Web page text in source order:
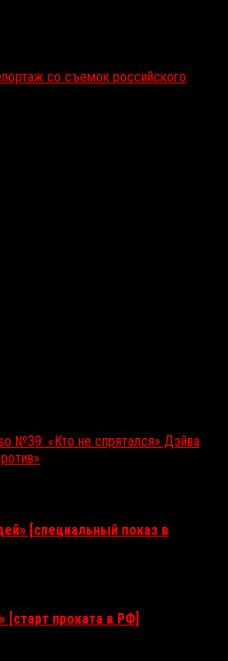
со съемок российского
№39: «Кто не спрятался» Дэйва
[специальный показ в
[старт проката в РФ]